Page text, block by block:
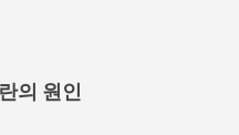
의 원인